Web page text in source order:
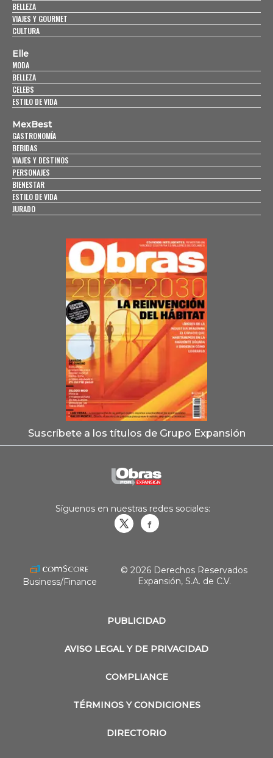
BELLEZA
VIAJES Y GOURMET
CULTURA
Elle
MODA
BELLEZA
CELEBS
ESTILO DE VIDA
MexBest
GASTRONOMÍA
BEBIDAS
VIAJES Y DESTINOS
PERSONAJES
BIENESTAR
ESTILO DE VIDA
JURADO
Suscríbete a los títulos de Grupo Expansión
PUBLICIDAD
AVISO LEGAL Y DE PRIVACIDAD
COMPLIANCE
TÉRMINOS Y CONDICIONES
DIRECTORIO
Síguenos en nuestras redes sociales:
Business/Finance
© 2026 Derechos Reservados
Expansión, S.A. de C.V.